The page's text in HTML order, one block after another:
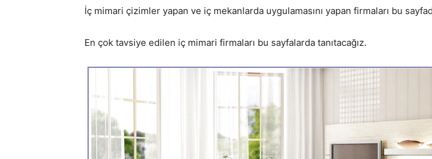
İç mimari çizimler yapan ve iç mekanlarda uygulamasını yapan firmaları bu
En çok tavsiye edilen iç mimari firmaları bu sayfalarda tanıtacağız.